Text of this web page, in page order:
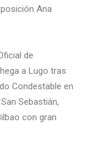
Ana
de
a Lugo tras
Condestable en
Sebastián,
con gran